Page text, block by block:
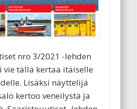
nro 3/2021 -lehden
vie tällä kertaa itäiselle
Lisäksi näyttelijä
kertoo veneilystä ja